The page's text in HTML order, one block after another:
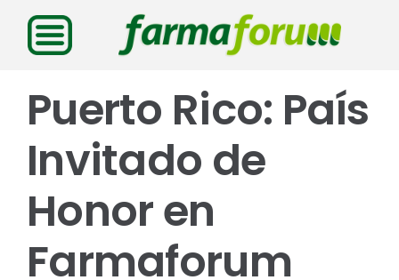
Saltar
contenido
Puerto Rico: País
Invitado de
Honor en
Farmaforum